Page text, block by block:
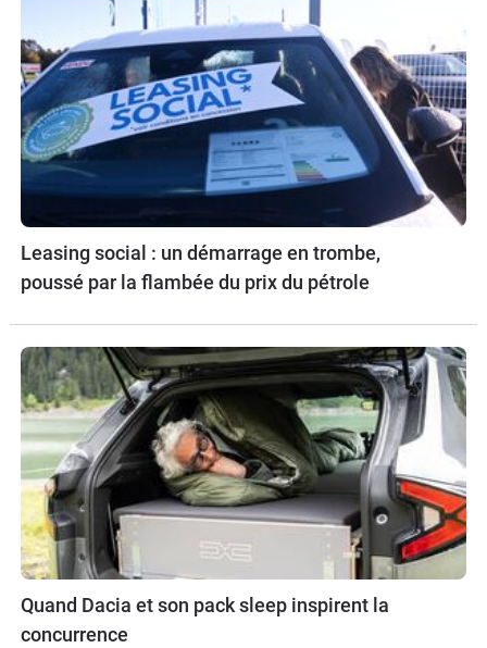
Leasing social : un démarrage en trombe,
poussé par la flambée du prix du pétrole
Quand Dacia et son pack sleep inspirent la
concurrence